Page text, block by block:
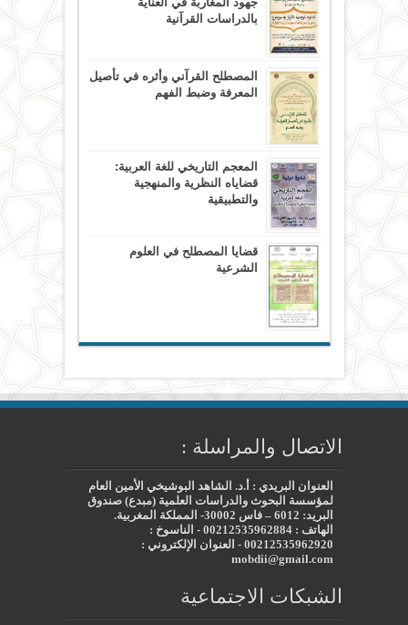
بالدراسات القرآنية
المصطلح القرآني وأثره في تأصيل
المعرفة وضبط الفهم
المعجم التاريخي للغة العربية:
قضاياه النظرية والمنهجية
والتطبيقية
قضايا المصطلح في العلوم
الشرعية
الاتصال والمراسلة :
العنوان البريدي : أ.د. الشاهد البوشيخي الأمين العام
لمؤسسة البحوث والدراسات العلمية (مبدع) صندوق
البريد: 6012 – فاس 30002- المملكة المغربية.
الهاتف : 00212535962884 - الناسوخ :
00212535962920 - العنوان الإلكتروني :
mobdii@gmail.com
الشبكات الاجتماعية